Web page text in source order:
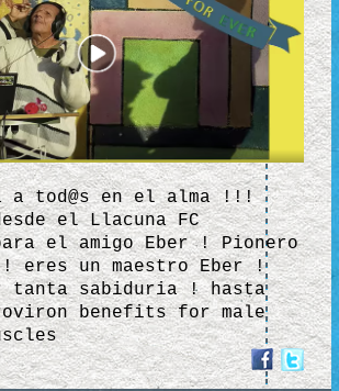
a tod@s en el alma !!!
el Llacuna FC
el amigo Eber ! Pionero
un maestro Eber !
tanta sabiduria ! hasta
benefits for male